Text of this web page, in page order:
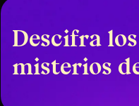
Descifra los
misterios